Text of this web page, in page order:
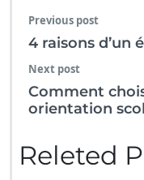
Previous post
4 raisons d’un
Next post
Comment
orientation
Releted